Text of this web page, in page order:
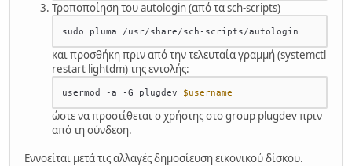
Τροποποίηση του autologin (από τα sch-scripts)
και προσθήκη πριν από την τελευταία γραμμή (systemctl
restart lightdm) της εντολής:
usermod -a -G plugdev $username
ώστε να προστίθεται ο χρήστης στο group plugdev πριν
από τη σύνδεση.
Εννοείται μετά τις αλλαγές δημοσίευση εικονικού δίσκου.